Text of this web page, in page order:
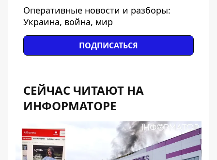
Оперативные новости и разборы:
Украина, война, мир
ПОДПИСАТЬСЯ
СЕЙЧАС ЧИТАЮТ НА
ИНФОРМАТОРЕ